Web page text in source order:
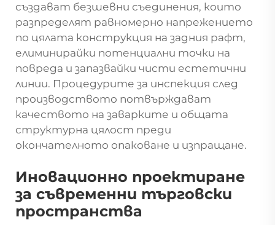
създават безшевни съединения, които
разпределят равномерно напрежението
по цялата конструкция на задния рафт,
елиминирайки потенциални точки на
повреда и запазвайки чисти естетични
линии. Процедурите за инспекция след
производството потвърждават
качеството на заварките и общата
структурна цялост преди
окончателното опаковане и изпращане.
Иновационно проектиране
за съвременни търговски
пространства